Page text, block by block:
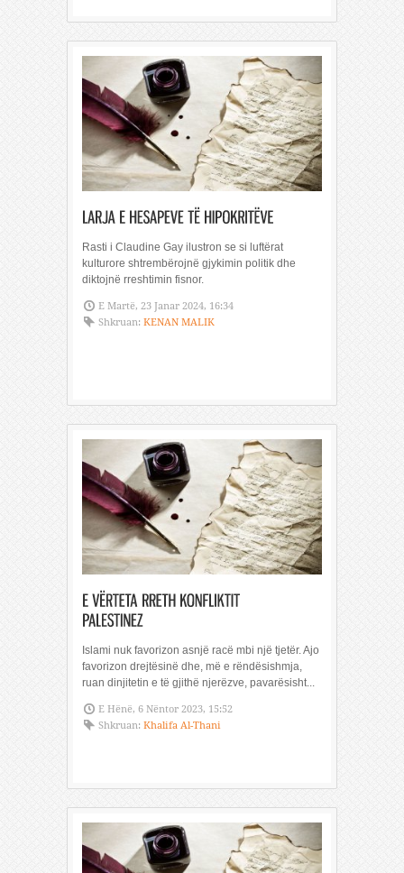
Rasti i Claudine Gay ilustron se si luftërat
kulturore shtrembërojnë gjykimin politik dhe
diktojnë rreshtimin fisnor.
E Martë, 23 Janar 2024, 16:34
Shkruan: KENAN MALIK
Islami nuk favorizon asnjë racë mbi një tjetër. Ajo
favorizon drejtësinë dhe, më e rëndësishmja,
ruan dinjitetin e të gjithë njerëzve, pavarësisht...
E Hënë, 6 Nëntor 2023, 15:52
Shkruan: Khalifa Al-Thani